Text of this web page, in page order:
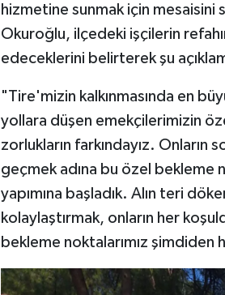
hizmetine sunmak için mesaisini
Okuroğlu, ilçedeki işçilerin
edeceklerini belirterek şu
"Tire'mizin kalkınmasında en
yollara düşen emekçilerimizin
zorlukların farkındayız. Onların
geçmek adına bu özel bekleme
yapımına başladık. Alın teri
kolaylaştırmak, onların her
bekleme noktalarımız şimdiden